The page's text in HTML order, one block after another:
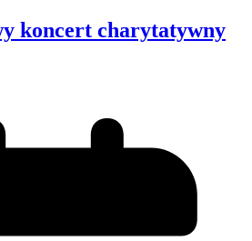
koncert charytatywny